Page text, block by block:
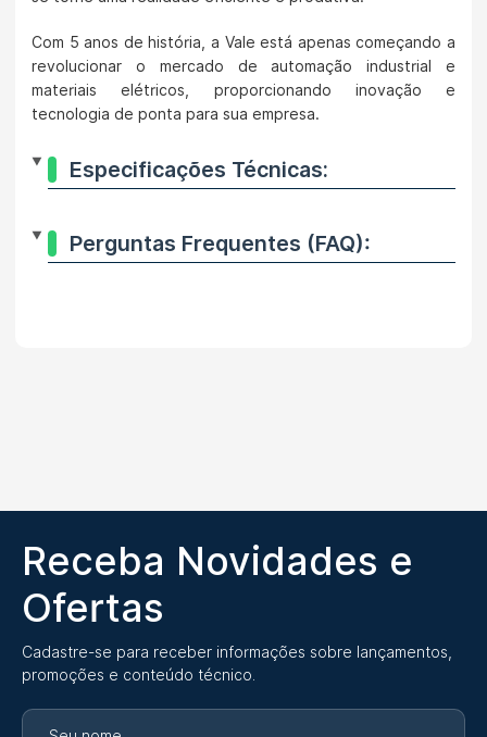
Com 5 anos de história, a Vale está apenas começando a
revolucionar o mercado de automação industrial e
materiais elétricos, proporcionando inovação e
tecnologia de ponta para sua empresa.
Especificações Técnicas:
Perguntas Frequentes (FAQ):
Receba Novidades e
Ofertas
Cadastre-se para receber informações sobre lançamentos,
promoções e conteúdo técnico.